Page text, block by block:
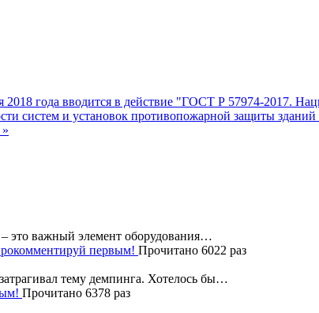
2018 года вводится в действие "ГОСТ Р 57974-2017.
систем и установок противопожарной защиты
это важный элемент оборудования…
первым! Прочитано 6022 раз
тему демпинга. Хотелось бы…
Прочитано 6378 раз